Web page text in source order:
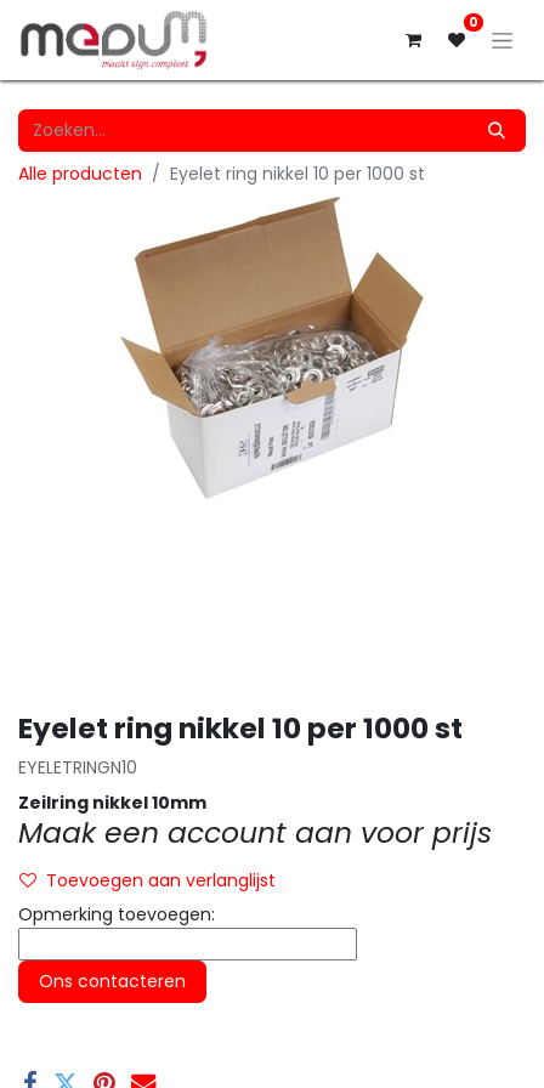
0
Alle producten Eyelet ring nikkel 10 per 1000 st
Eyelet ring nikkel 10 per 1000 st
EYELETRINGN10
Zeilring nikkel 10mm
Maak een account aan voor prijs
Toevoegen aan verlanglijst
Opmerking toevoegen:
Ons contacteren